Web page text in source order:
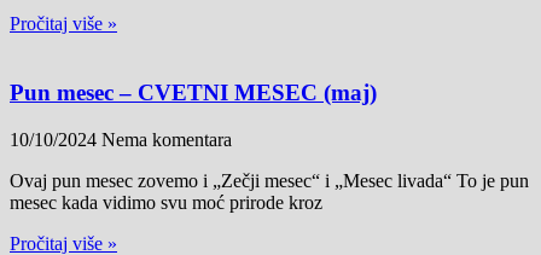
Pročitaj više »
Pun mesec – CVETNI MESEC (maj)
10/10/2024 Nema komentara
Ovaj pun mesec zovemo i „Zečji mesec“ i „Mesec livada“ To je pun
mesec kada vidimo svu moć prirode kroz
Pročitaj više »